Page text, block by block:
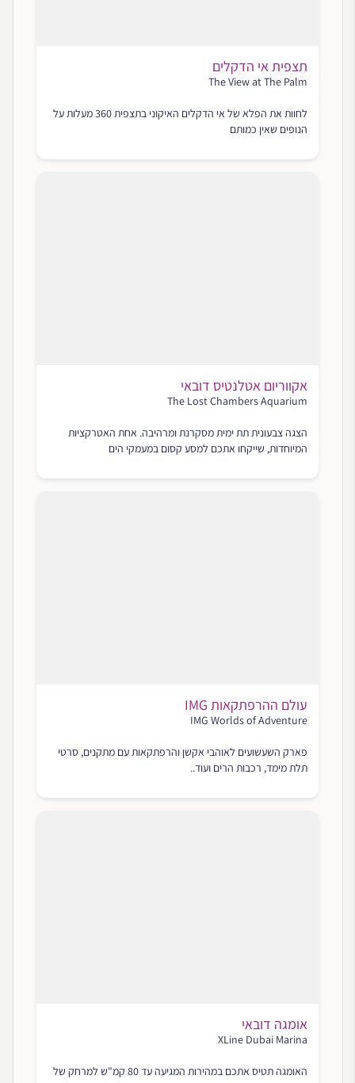
תצפית אי הדקלים
The View at The Palm
לחוות את הפלא של אי הדקלים האיקוני בתצפית 360 מעלות על
הנופים שאין כמותם
אקווריום אטלנטיס דובאי
The Lost Chambers Aquarium‬
הצגה צבעונית תת ימית מסקרנת ומרהיבה. אחת האטרקציות
המיוחדות, שייקחו אתכם למסע קסום במעמקי הים
עולם ההרפתקאות IMG
IMG Worlds of Adventure
פארק השעשועים לאוהבי אקשן והרפתקאות עם מתקנים, סרטי
תלת מימד, רכבות הרים ועוד..
אומגה דובאי
XLine Dubai Marina
האומגה תטיס אתכם במהירות המגיעה עד 80 קמ"ש למרחק של